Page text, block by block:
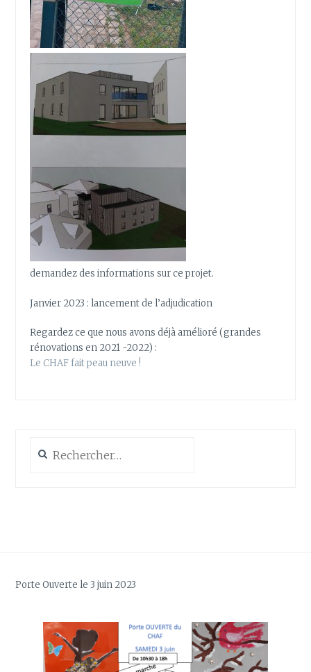
demandez des informations sur ce projet.
Janvier 2023 : lancement de l’adjudication
Regardez ce que nous avons déjà amélioré (grandes
rénovations en 2021 -2022) :
Le CHAF fait peau neuve !
Porte Ouverte le 3 juin 2023